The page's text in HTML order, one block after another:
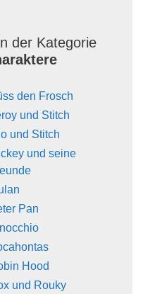
der Kategorie
den Frosch
und Stitch
und Stitch
und seine
Pan
Hood
und Rouky